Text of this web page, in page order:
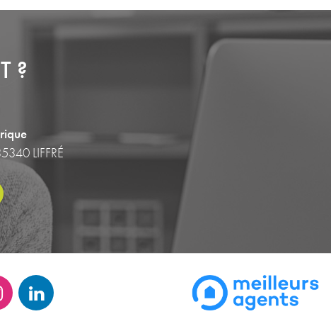
?
LIFFRÉ